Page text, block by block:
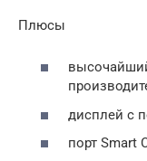
Плюсы
дисплей с
порт Smart